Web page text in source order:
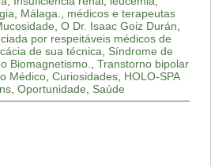
, Málaga., médicos e terapeutas
, O Dr. Isaac Goiz Durán,
por respeitáveis médicos de
de sua técnica, Síndrome de
Biomagnetismo., Transtorno bipolar
Médico, Curiosidades, HOLO-SPA
, Oportunidade, Saúde